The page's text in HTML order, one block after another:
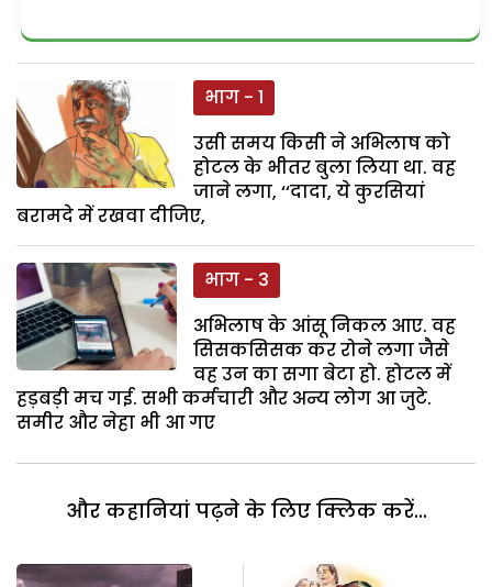
भाग - 1
उसी समय किसी ने अभिलाष को
होटल के भीतर बुला लिया था. वह
जाने लगा, ‘‘दादा, ये कुरसियां
बरामदे में रखवा दीजिए,
भाग - 3
अभिलाष के आंसू निकल आए. वह
सिसकसिसक कर रोने लगा जैसे
वह उन का सगा बेटा हो. होटल में
हड़बड़ी मच गई. सभी कर्मचारी और अन्य लोग आ जुटे.
समीर और नेहा भी आ गए
और कहानियां पढ़ने के लिए क्लिक करें...